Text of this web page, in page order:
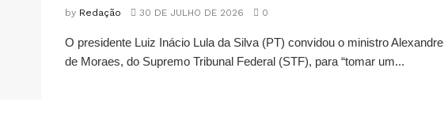
by Redação 30 DE JULHO DE 2026 0
O presidente Luiz Inácio Lula da Silva (PT) convidou o ministro Alexandre
de Moraes, do Supremo Tribunal Federal (STF), para “tomar um...